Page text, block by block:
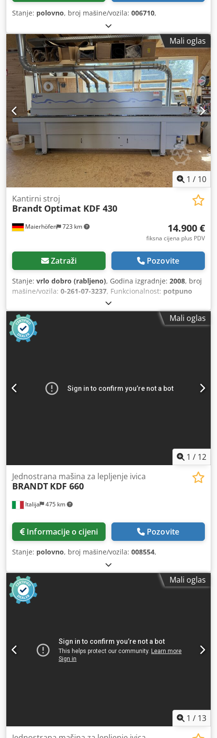
Stanje: polovno, broj mašine/vozila: 006710,
Mali oglas
1 / 10
Maierhöfen 723 km
Kantirni stroj
Brandt Optimat KDF 430
14.900 €
fiksna cijena plus PDV
Zatraži Pozovite
Stanje: vrlo dobro (rabljeno), Godina izgradnje: 2008, broj
mašine/vozila: 0-261-07-3237, Funkcionalnost: potpuno
, ulazni napon:400 V
60 mm, maksimalna debljina ivice:6 mm, tip prilagodbe
visine:mehanički
, ukupna visina:
1.580 mm
mm, ukupna masa:
Mali oglas
1 / 12
Italija 475 km
Jednostrana mašina za lepljenje ivica
BRANDT KDF 660
Informacije o cijeni Pozovite
Stanje: polovno, broj mašine/vozila: 008554,
Mali oglas
1 / 13